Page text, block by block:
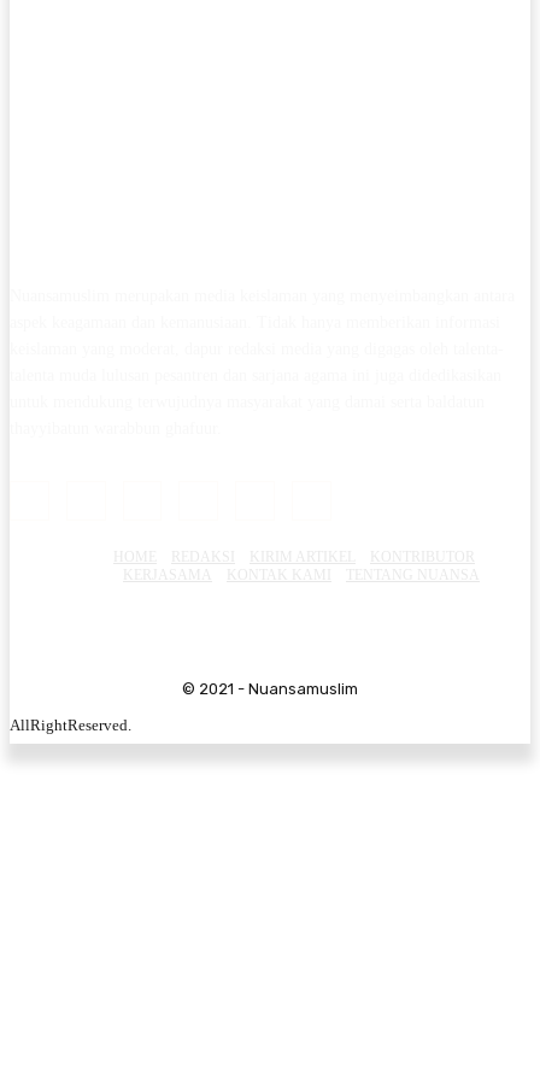
© 2021 - Nuansamuslim
AllRightReserved.